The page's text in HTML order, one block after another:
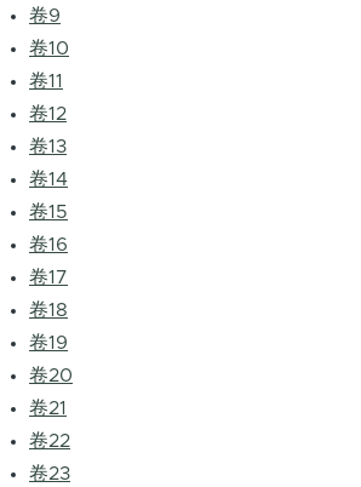
卷9
卷10
卷11
卷12
卷13
卷14
卷15
卷16
卷17
卷18
卷19
卷20
卷21
卷22
卷23